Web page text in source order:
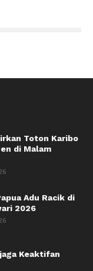
Toton Karibo
di Malam
Adu Racik di
2026
Keaktifan